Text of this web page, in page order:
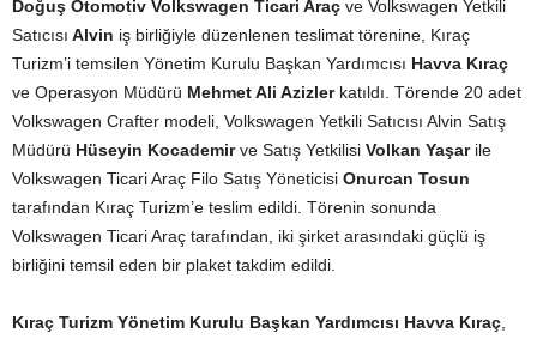
Doğuş Otomotiv Volkswagen Ticari Araç ve Volkswagen Yetkili
Satıcısı Alvin iş birliğiyle düzenlenen teslimat törenine, Kıraç
Turizm’i temsilen Yönetim Kurulu Başkan Yardımcısı Havva Kıraç
ve Operasyon Müdürü Mehmet Ali Azizlerkatıldı. Törende 20 adet
Volkswagen Crafter modeli, Volkswagen Yetkili Satıcısı Alvin Satış
Müdürü Hüseyin Kocademirve Satış Yetkilisi Volkan Yaşarile
Volkswagen Ticari Araç Filo Satış Yöneticisi Onurcan Tosun
tarafından Kıraç Turizm’e teslim edildi. Törenin sonunda
Volkswagen Ticari Araç tarafından, iki şirket arasındaki güçlü iş
birliğini temsil eden bir plaket takdim edildi.
Kıraç Turizm Yönetim Kurulu Başkan Yardımcısı Havva Kıraç